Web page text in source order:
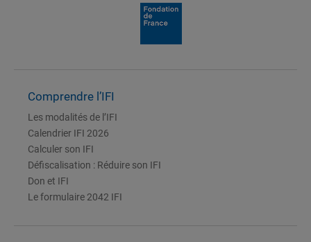
Comprendre l’IFI
Les modalités de l’IFI
Calendrier IFI 2026
Calculer son IFI
Défiscalisation : Réduire son IFI
Don et IFI
Le formulaire 2042 IFI